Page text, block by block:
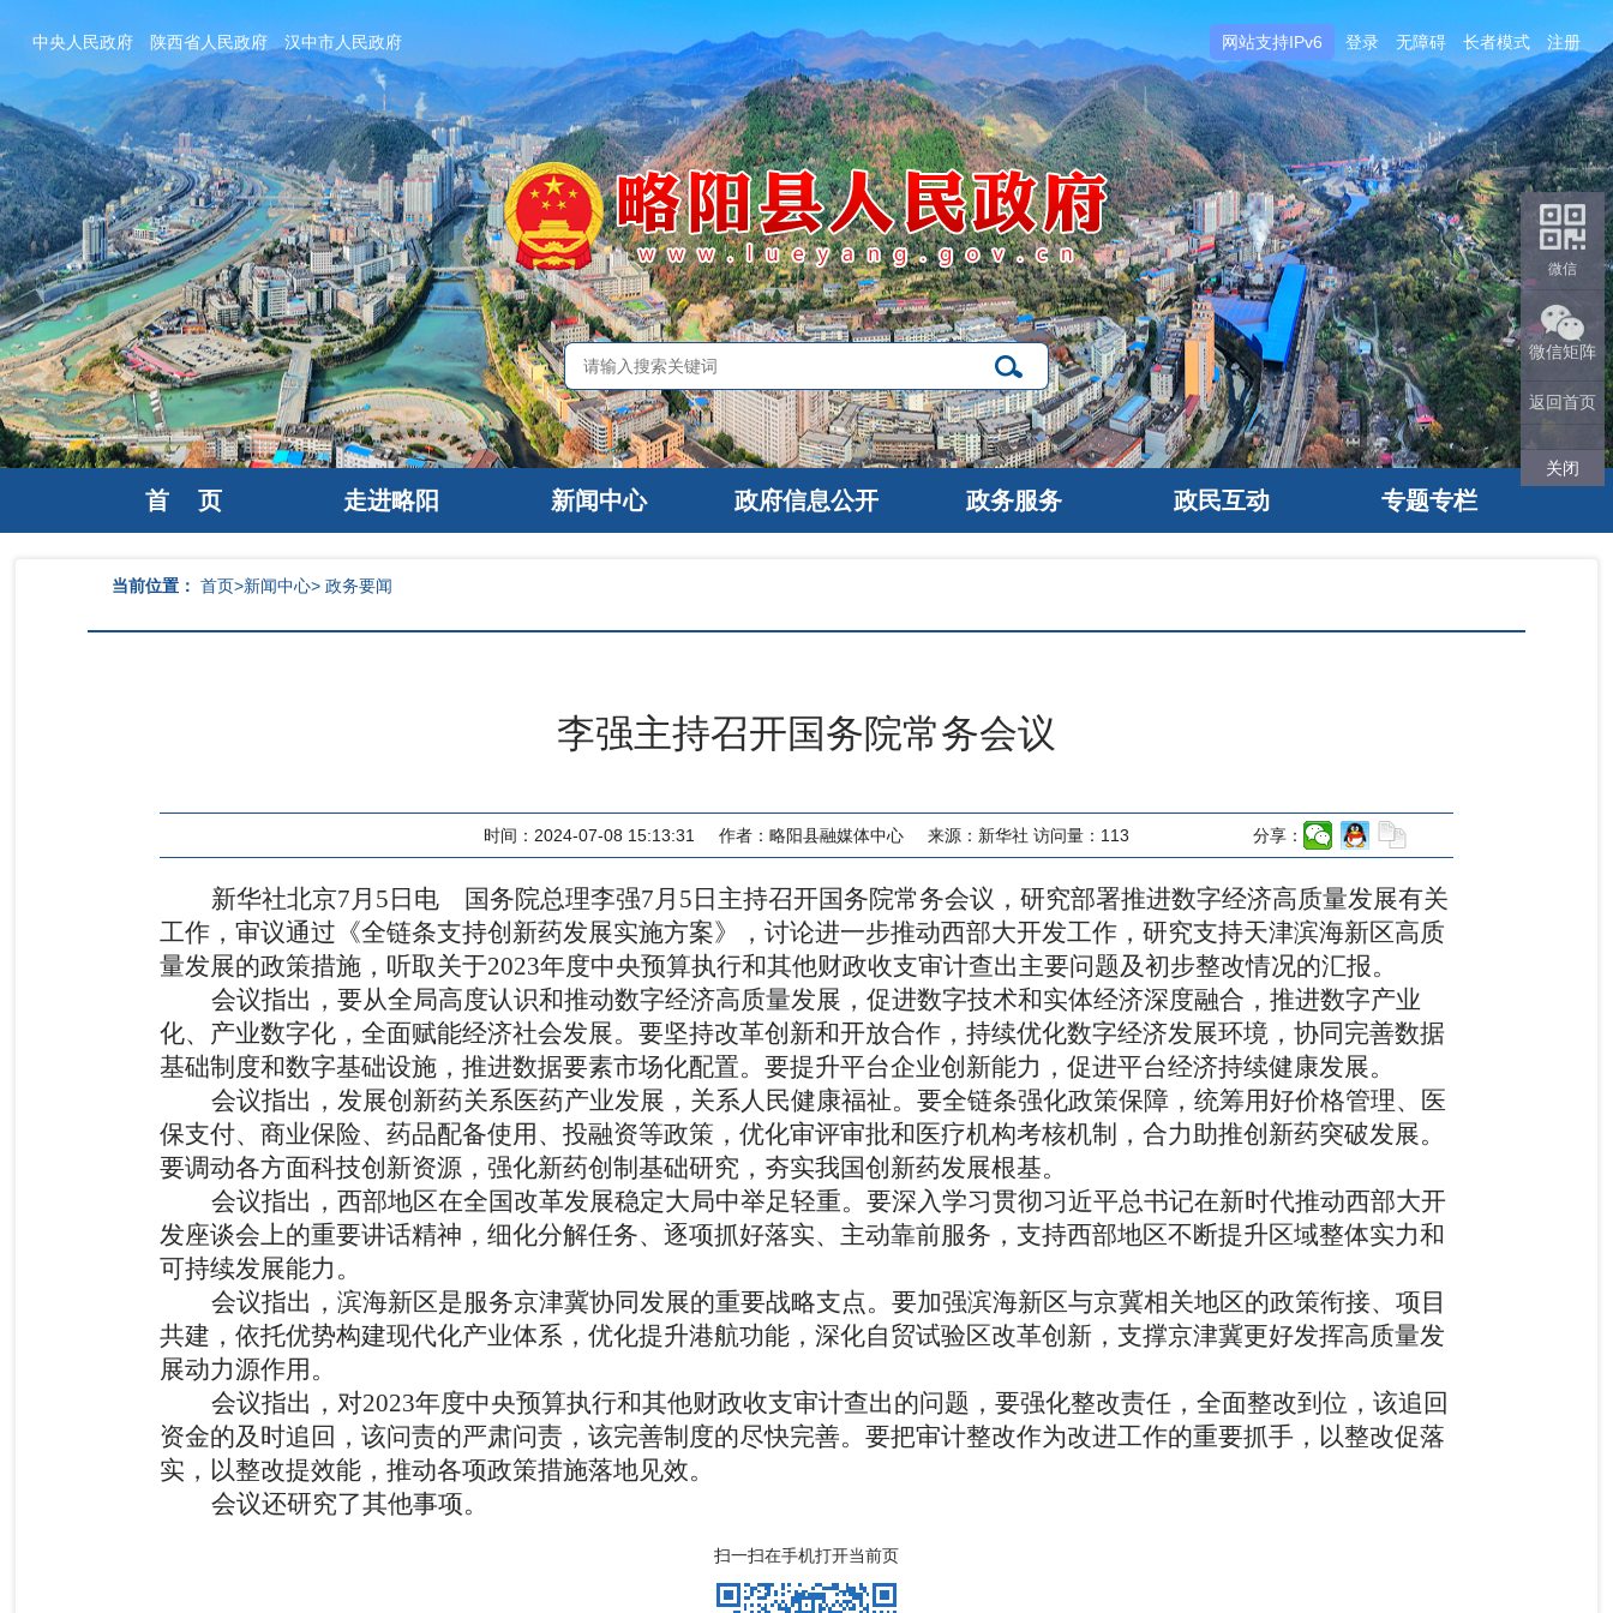
中央人民政府 陕西省人民政府 汉中市人民政府 网站支持IPv6 登录 无障碍 长者模式 注册
首 页 走进略阳 新闻中心 政府信息公开 政务服务 政民互动 专题专栏
当前位置： 首页>新闻中心> 政务要闻
李强主持召开国务院常务会议
时间：2024-07-08 15:13:31 作者： 略阳县融媒体中心 来源： 新华社 访问量： 113 分享：
新华社北京7月 5 日电 国务院总理李强7月 5 日主持召开国务院常务会议，研究部署推进数字经济高质量发展有关
工作，审议通过《全链条支持创新药发展实施方案》，讨论进一步推动西部大开发工作，研究支持天津滨海新区高质
量发展的政策措施，听取关于2023年度中央预算执行和其他财政收支审计查出主要问题及初步整改情况的汇报。
会议指出，要从全局高度认识和推动数字经济高质量发展，促进数字技术和实体经济深度融合，推进数字产业
化、产业数字化，全面赋能经济社会发展。要坚持改革创新和开放合作，持续优化数字经济发展环境，协同完善数据
基础制度和数字基础设施，推进数据要素市场化配置。要提升平台企业创新能力，促进平台经济持续健康发展。
会议指出，发展创新药关系医药产业发展，关系人民健康福祉。要全链条强化政策保障，统筹用好价格管理、医
保支付、商业保险、药品配备使用、投融资等政策，优化审评审批和医疗机构考核机制，合力助推创新药突破发展。
要调动各方面科技创新资源，强化新药创制基础研究，夯实我国创新药发展根基。
会议指出，西部地区在全国改革发展稳定大局中举足轻重。要深入学习贯彻习近平总书记在新时代推动西部大开
发座谈会上的重要讲话精神，细化分解任务、逐项抓好落实、主动靠前服务，支持西部地区不断提升区域整体实力和
可持续发展能力。
会议指出，滨海新区是服务京津冀协同发展的重要战略支点。要加强滨海新区与京冀相关地区的政策衔接、项目
共建，依托优势构建现代化产业体系，优化提升港航功能，深化自贸试验区改革创新，支撑京津冀更好发挥高质量发
展动力源作用。
会议指出，对2023年度中央预算执行和其他财政收支审计查出的问题，要强化整改责任，全面整改到位，该追回
资金的及时追回，该问责的严肃问责，该完善制度的尽快完善。要把审计整改作为改进工作的重要抓手，以整改促落
实，以整改提效能，推动各项政策措施落地见效。
会议还研究了其他事项。
扫一扫在手机打开当前页
微信
微信矩阵
返回首页
关闭